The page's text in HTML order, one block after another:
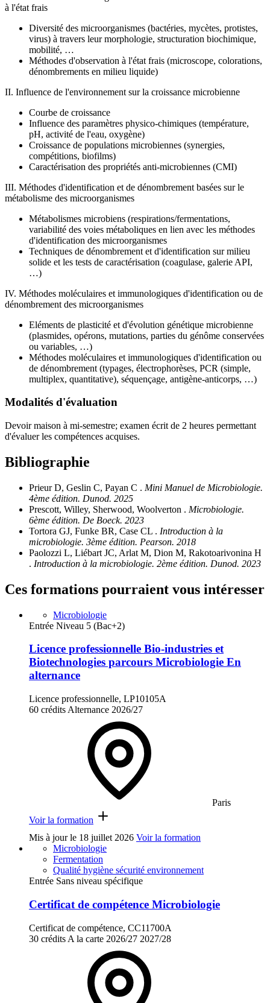
à l'état frais
Diversité des microorganismes (bactéries, mycètes, protistes,
virus) à travers leur morphologie, structuration biochimique,
mobilité, …
Méthodes d'observation à l'état frais (microscope, colorations,
dénombrements en milieu liquide)
II. Influence de l'environnement sur la croissance microbienne
Courbe de croissance
Influence des paramètres physico-chimiques (température,
pH, activité de l'eau, oxygène)
Croissance de populations microbiennes (synergies,
compétitions, biofilms)
Caractérisation des propriétés anti-microbiennes (CMI)
III. Méthodes d'identification et de dénombrement basées sur le
métabolisme des microorganismes
Métabolismes microbiens (respirations/fermentations,
variabilité des voies métaboliques en lien avec les méthodes
d'identification des microorganismes
Techniques de dénombrement et d'identification sur milieu
solide et les tests de caractérisation (coagulase, galerie API,
…)
IV. Méthodes moléculaires et immunologiques d'identification ou de
dénombrement des microorganismes
Eléments de plasticité et d'évolution génétique microbienne
(plasmides, opérons, mutations, parties du génôme conservées
ou variables, …)
Méthodes moléculaires et immunologiques d'identification ou
de dénombrement (typages, électrophorèses, PCR (simple,
multiplex, quantitative), séquençage, antigène-anticorps, …)
Modalités d'évaluation
Devoir maison à mi-semestre; examen écrit de 2 heures permettant
d'évaluer les compétences acquises.
Bibliographie
Prieur D, Geslin C, Payan C . Mini Manuel de Microbiologie.
4ème édition. Dunod. 2025
Prescott, Willey, Sherwood, Woolverton . Microbiologie.
6ème édition. De Boeck. 2023
Tortora GJ, Funke BR, Case CL . Introduction à la
microbiologie. 3ème édition. Pearson. 2018
Paolozzi L, Liébart JC, Arlat M, Dion M, Rakotoarivonina H
. Introduction à la microbiologie. 2ème édition. Dunod. 2023
Ces formations pourraient vous intéresser
Microbiologie
Entrée Niveau 5 (Bac+2)
Licence professionnelle Bio-industries et
Biotechnologies parcours Microbiologie En
alternance
Licence professionnelle, LP10105A
60 crédits Alternance 2026/27
Paris
Voir la formation
Mis à jour le 18 juillet 2026 Voir la formation
Microbiologie
Fermentation
Qualité hygiène sécurité environnement
Entrée Sans niveau spécifique
Certificat de compétence Microbiologie
Certificat de compétence, CC11700A
30 crédits A la carte 2026/27 2027/28